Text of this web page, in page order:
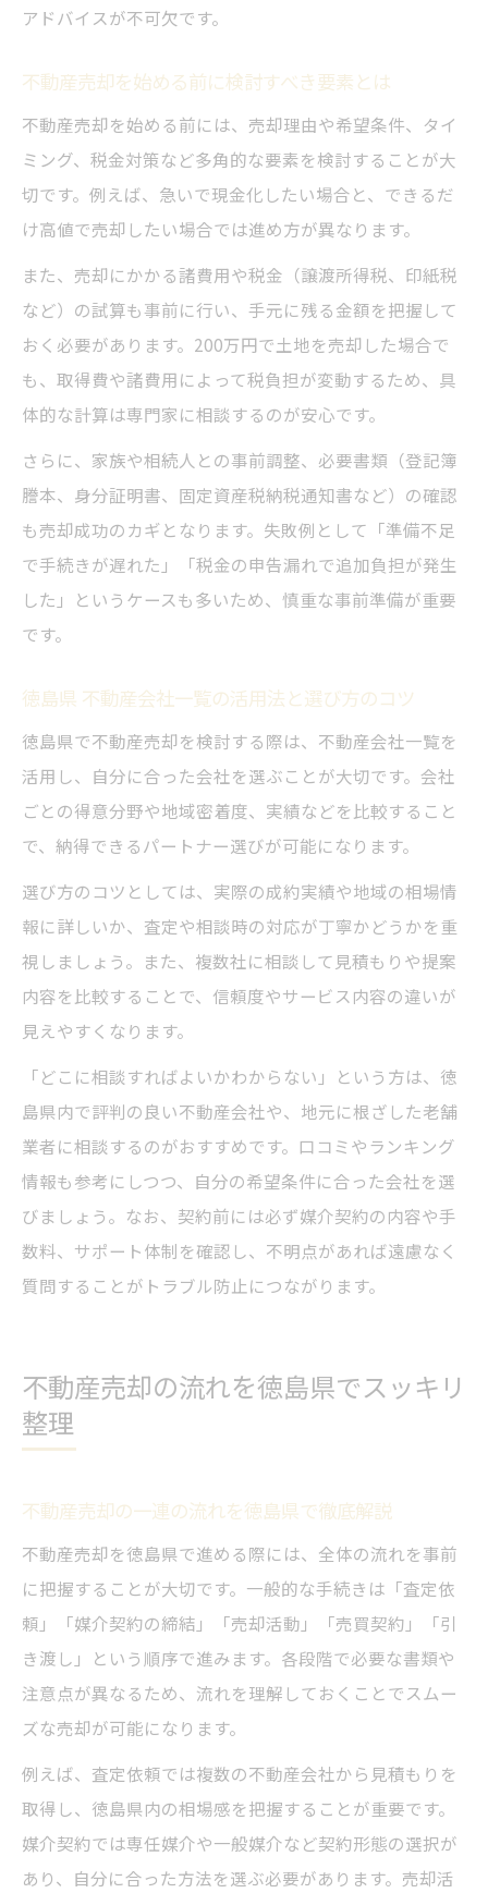
アドバイスが不可欠です。
不動産売却を始める前に検討すべき要素とは
不動産売却を始める前には、売却理由や希望条件、タイ
ミング、税金対策など多角的な要素を検討することが大
切です。例えば、急いで現金化したい場合と、できるだ
け高値で売却したい場合では進め方が異なります。
また、売却にかかる諸費用や税金（譲渡所得税、印紙税
など）の試算も事前に行い、手元に残る金額を把握して
おく必要があります。200万円で土地を売却した場合で
も、取得費や諸費用によって税負担が変動するため、具
体的な計算は専門家に相談するのが安心です。
さらに、家族や相続人との事前調整、必要書類（登記簿
謄本、身分証明書、固定資産税納税通知書など）の確認
も売却成功のカギとなります。失敗例として「準備不足
で手続きが遅れた」「税金の申告漏れで追加負担が発生
した」というケースも多いため、慎重な事前準備が重要
です。
徳島県 不動産会社一覧の活用法と選び方のコツ
徳島県で不動産売却を検討する際は、不動産会社一覧を
活用し、自分に合った会社を選ぶことが大切です。会社
ごとの得意分野や地域密着度、実績などを比較すること
で、納得できるパートナー選びが可能になります。
選び方のコツとしては、実際の成約実績や地域の相場情
報に詳しいか、査定や相談時の対応が丁寧かどうかを重
視しましょう。また、複数社に相談して見積もりや提案
内容を比較することで、信頼度やサービス内容の違いが
見えやすくなります。
「どこに相談すればよいかわからない」という方は、徳
島県内で評判の良い不動産会社や、地元に根ざした老舗
業者に相談するのがおすすめです。口コミやランキング
情報も参考にしつつ、自分の希望条件に合った会社を選
びましょう。なお、契約前には必ず媒介契約の内容や手
数料、サポート体制を確認し、不明点があれば遠慮なく
質問することがトラブル防止につながります。
不動産売却の流れを徳島県でスッキリ
整理
不動産売却の一連の流れを徳島県で徹底解説
不動産売却を徳島県で進める際には、全体の流れを事前
に把握することが大切です。一般的な手続きは「査定依
頼」「媒介契約の締結」「売却活動」「売買契約」「引
き渡し」という順序で進みます。各段階で必要な書類や
注意点が異なるため、流れを理解しておくことでスムー
ズな売却が可能になります。
例えば、査定依頼では複数の不動産会社から見積もりを
取得し、徳島県内の相場感を把握することが重要です。
媒介契約では専任媒介や一般媒介など契約形態の選択が
あり、自分に合った方法を選ぶ必要があります。売却活